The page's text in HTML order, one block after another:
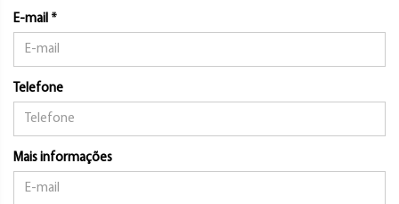
E-mail *
Telefone
Mais informações